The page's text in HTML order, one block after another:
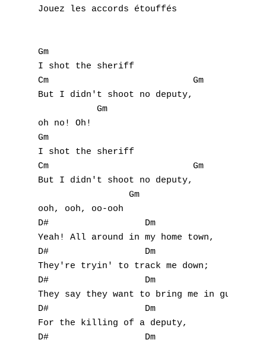
Jouez les accords étouffés
Gm
I shot the sheriff
Cm                           Gm
But I didn't shoot no deputy,
           Gm
oh no! Oh!
Gm
I shot the sheriff
Cm                           Gm
But I didn't shoot no deputy,
                 Gm
ooh, ooh, oo-ooh
D#                  Dm
Yeah! All around in my home town,
D#                  Dm
They're tryin' to track me down;
D#                  Dm
They say they want to bring me in guilty
D#                  Dm
For the killing of a deputy,
D#                  Dm